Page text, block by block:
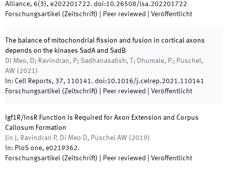
Alliance, 6(3), e202201722. doi:10.26508/lsa.202201722
Forschungsartikel (Zeitschrift) | Peer reviewed Veröffentlicht
The balance of mitochondrial fission and fusion in cortical axons
depends on the kinases SadA and SadB
Di Meo, D; Ravindran, P; Sadhanasatish, T; Dhumale, P.; Püschel,
AW ( 2021)
In: Cell Reports, 37, 110141. doi:10.1016/j.celrep.2021.110141
Forschungsartikel (Zeitschrift) | Peer reviewed Veröffentlicht
Igf1R/InsR Function Is Required for Axon Extension and Corpus
Callosum Formation
Jin J, Ravindran P, Di Meo D, Püschel AW ( 2019)
In: PloS one, e0219362.
Forschungsartikel (Zeitschrift) | Peer reviewed Veröffentlicht